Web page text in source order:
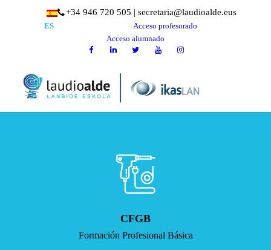
+34 946 720 505 | secretaria@laudioalde.eus
ES
Acceso profesorado
Acceso alumnado
CFGB
Formación Profesional Básica